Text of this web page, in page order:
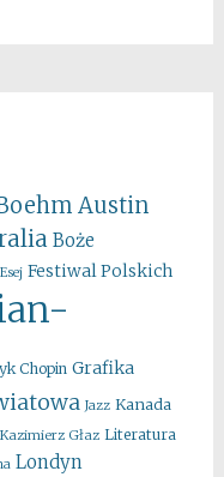
Austin
Boże
Esej Festiwal Polskich
Chopin Grafika
Jazz Kanada
Kazimierz Głaz Literatura
Londyn